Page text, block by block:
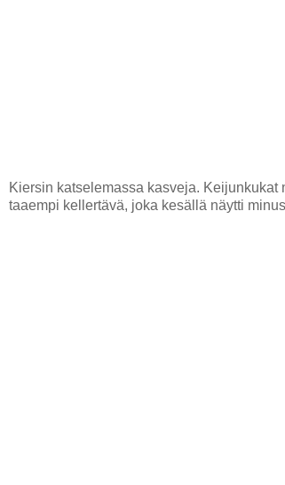
Kiersin katselemassa kasveja.
taaempi kellertävä, joka kesällä näytti